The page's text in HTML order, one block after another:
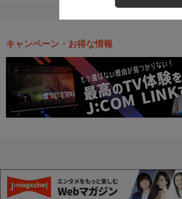
キャンペーン・お得な情報